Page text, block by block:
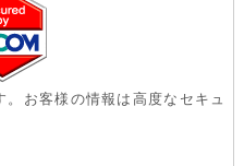
お客様の情報は高度なセキュ